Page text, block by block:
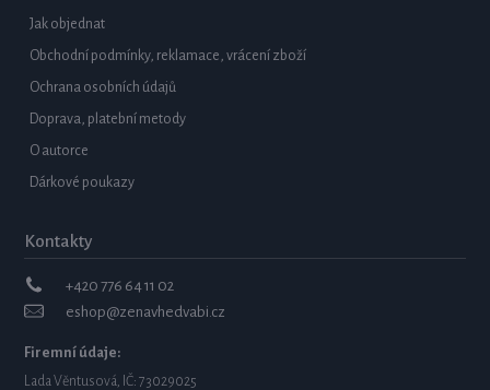
Jak objednat
Obchodní podmínky, reklamace, vrácení zboží
Ochrana osobních údajů
Doprava, platební metody
O autorce
Dárkové poukazy
Kontakty
+420 776 64 11 02
eshop@zenavhedvabi.cz
Firemní údaje:
Lada Věntusová, IČ: 73029025